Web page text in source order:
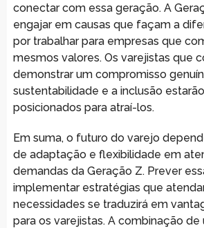
conectar com essa geração. A
engajar em causas que façam a
por trabalhar para empresas que
mesmos valores. Os varejistas que
demonstrar um compromisso
sustentabilidade e a inclusão
posicionados para atraí-los.
Em suma, o futuro do varejo
de adaptação e flexibilidade em
demandas da Geração Z. Prever
implementar estratégias que
necessidades se traduzirá em
para os varejistas. A combinação